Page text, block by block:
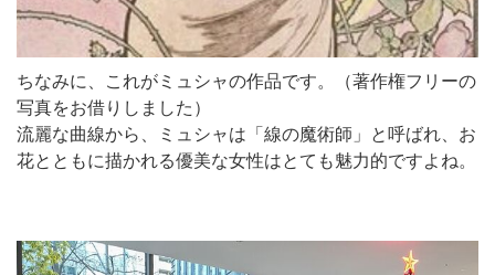
ちなみに、これがミュシャの作品です。（著作権フリーの
写真をお借りしました）
流麗な曲線から、ミュシャは「線の魔術師」と呼ばれ、お
花とともに描かれる優美な女性はとても魅力的ですよね。